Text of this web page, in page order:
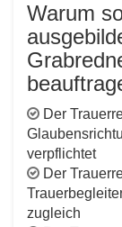
Warum
Der
verpflichtet
Der
zugleich